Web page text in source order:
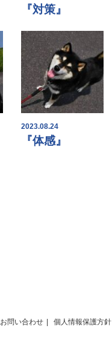
『対策』
2023.08.24
『体感』
お問い合わせ 個人情報保護方針